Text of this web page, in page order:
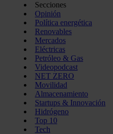
Secciones
Opinión
Política energética
Renovables
Mercados
Eléctricas
Petróleo & Gas
Videopodcast
NET ZERO
Movilidad
Almacenamiento
Startups & Innovación
Hidrógeno
Top 10
Tech